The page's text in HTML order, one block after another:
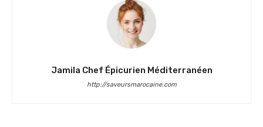
Jamila Chef Épicurien Méditerranéen
http://saveursmarocaine.com